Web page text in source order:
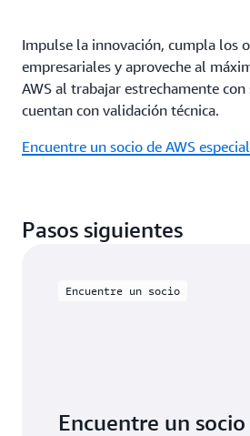
Impulse la innovación, cumpla los
empresariales y aproveche al
AWS al trabajar estrechamente con
cuentan con validación técnica.
Encuentre un socio de AWS
Pasos siguientes
Encuentre un socio
Encuentre un socio